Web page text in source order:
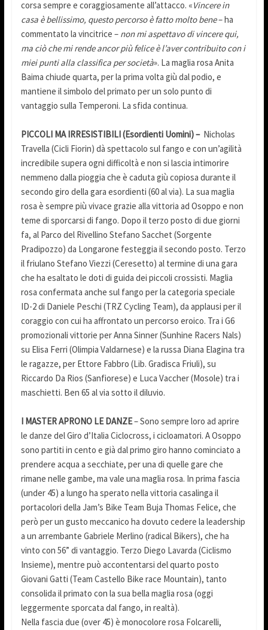
corsa sempre e coraggiosamente all’attacco. «Vincere in
casa è bellissimo, questo percorso è fatto molto bene– ha
commentato la vincitrice – non mi aspettavo di vincere qui,
ma ciò che mi rende ancor più felice è l’aver contribuito con i
miei punti alla classifica per società». La maglia rosa Anita
Baima chiude quarta, per la prima volta giù dal podio, e
mantiene il simbolo del primato per un solo punto di
vantaggio sulla Temperoni. La sfida continua.
PICCOLI MA IRRESISTIBILI (Esordienti Uomini) –Nicholas
Travella (Cicli Fiorin) dà spettacolo sul fango e con un’agilità
incredibile supera ogni difficoltà e non si lascia intimorire
nemmeno dalla pioggia che è caduta giù copiosa durante il
secondo giro della gara esordienti (60 al via). La sua maglia
rosa è sempre più vivace grazie alla vittoria ad Osoppo e non
teme di sporcarsi di fango. Dopo il terzo posto di due giorni
fa, al Parco del Rivellino Stefano Sacchet (Sorgente
Pradipozzo) da Longarone festeggia il secondo posto. Terzo
il friulano Stefano Viezzi (Ceresetto) al termine di una gara
che ha esaltato le doti di guida dei piccoli crossisti. Maglia
rosa confermata anche sul fango per la categoria speciale
ID-2 di Daniele Peschi (TRZ Cycling Team), da applausi per il
coraggio con cui ha affrontato un percorso eroico. Tra i G6
promozionali vittorie per Anna Sinner (Sunhine Racers Nals)
su Elisa Ferri (Olimpia Valdarnese) e la russa Diana Elagina tra
le ragazze, per Ettore Fabbro (Lib. Gradisca Friuli), su
Riccardo Da Rios (Sanfiorese) e Luca Vaccher (Mosole) tra i
maschietti. Ben 65 al via sotto il diluvio.
I MASTER APRONO LE DANZE– Sono sempre loro ad aprire
le danze del Giro d’Italia Ciclocross, i cicloamatori. A Osoppo
sono partiti in cento e già dal primo giro hanno cominciato a
prendere acqua a secchiate, per una di quelle gare che
rimane nelle gambe, ma vale una maglia rosa. In prima fascia
(under 45) a lungo ha sperato nella vittoria casalinga il
portacolori della Jam’s Bike Team Buja Thomas Felice, che
però per un gusto meccanico ha dovuto cedere la leadership
a un arrembante Gabriele Merlino (radical Bikers), che ha
vinto con 56” di vantaggio. Terzo Diego Lavarda (Ciclismo
Insieme), mentre può accontentarsi del quarto posto
Giovani Gatti (Team Castello Bike race Mountain), tanto
consolida il primato con la sua bella maglia rosa (oggi
leggermente sporcata dal fango, in realtà).
Nella fascia due (over 45) è monocolore rosa Folcarelli,